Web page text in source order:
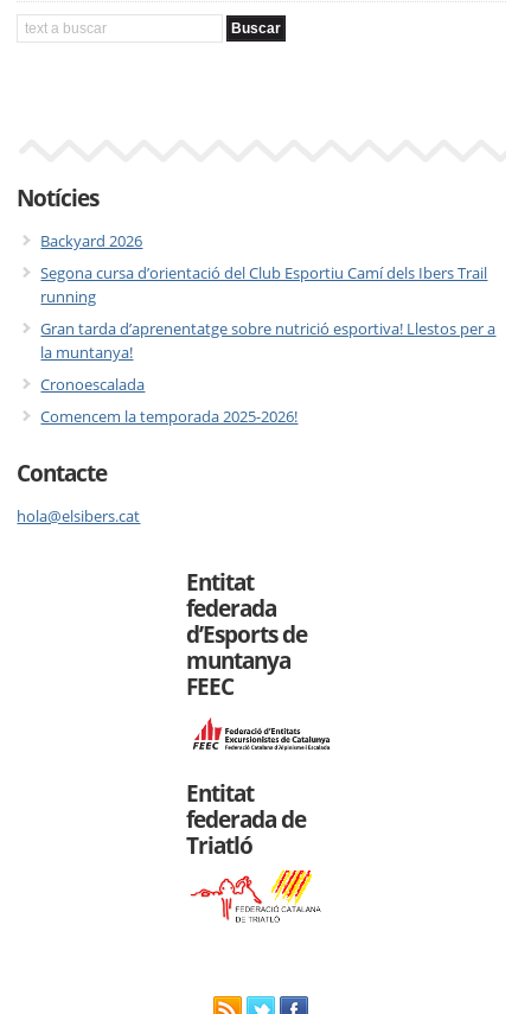
Notícies
Backyard 2026
Segona cursa d’orientació del Club Esportiu Camí dels Ibers Trail
running
Gran tarda d’aprenentatge sobre nutrició esportiva! Llestos per a
la muntanya!
Cronoescalada
Comencem la temporada 2025-2026!
Contacte
hola@elsibers.cat
Entitat
federada
d’Esports de
muntanya
FEEC
Entitat
federada de
Triatló